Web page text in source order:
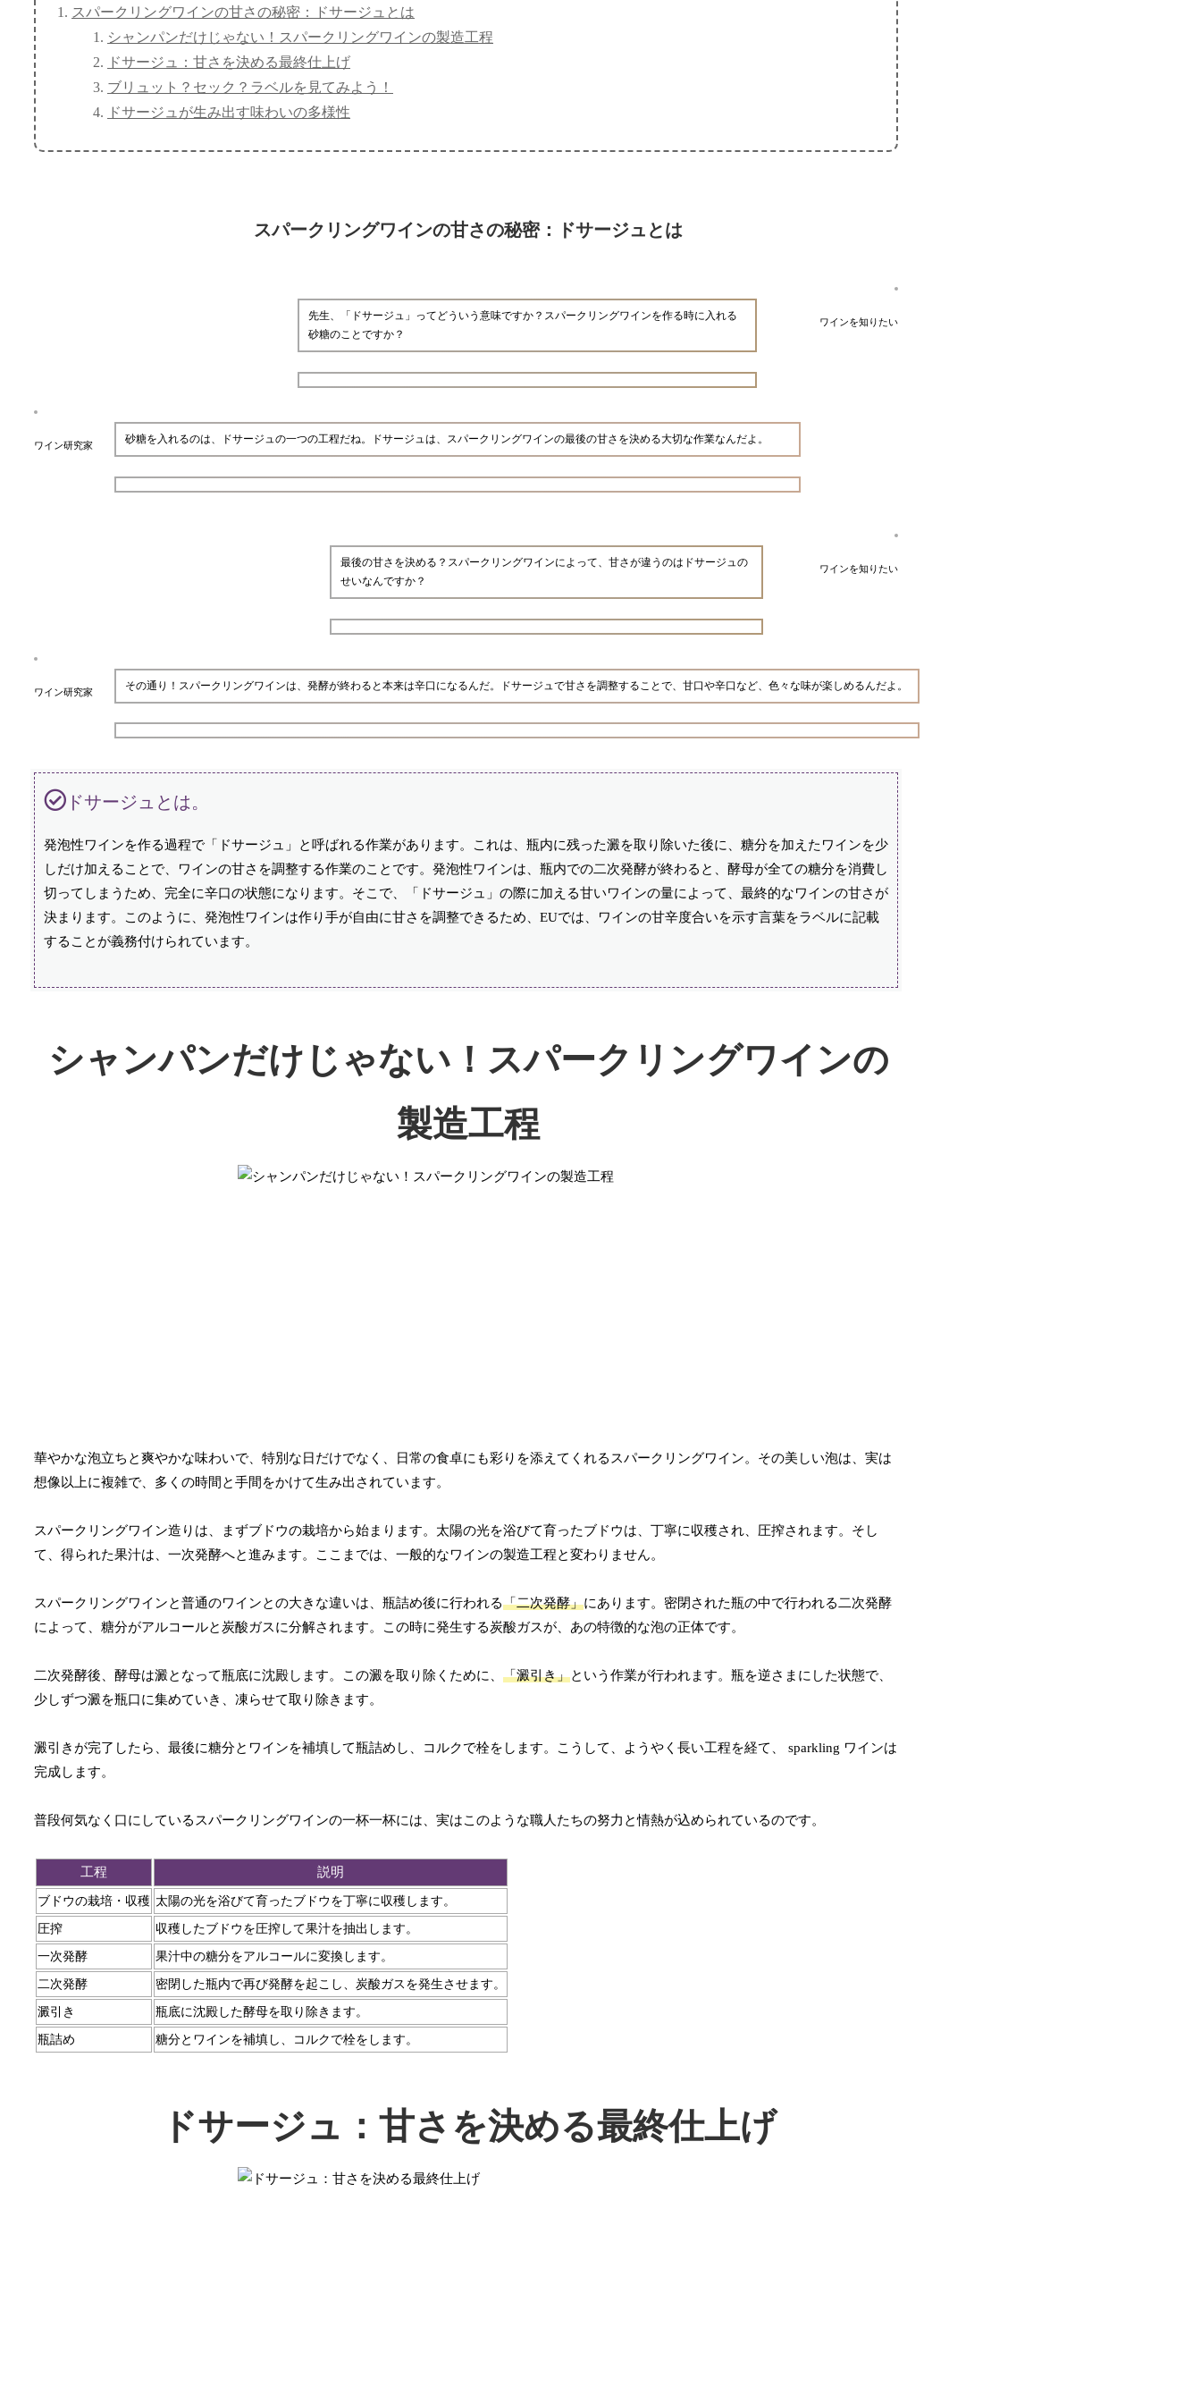
スパークリングワインの甘さの秘密：ドサージュとは
シャンパンだけじゃない！スパークリングワインの製造工程
ドサージュ：甘さを決める最終仕上げ
ブリュット？セック？ラベルを見てみよう！
ドサージュが生み出す味わいの多様性
スパークリングワインの甘さの秘密：ドサージュとは
ワインを知りたい
先生、「ドサージュ」ってどういう意味ですか？スパークリングワインを作る時に入れる
砂糖のことですか？
ワイン研究家 砂糖を入れるのは、ドサージュの一つの工程だね。ドサージュは、スパークリングワインの最後の甘さを決める大切な作業なんだよ。
ワインを知りたい
最後の甘さを決める？スパークリングワインによって、甘さが違うのはドサージュの
せいなんですか？
ワイン研究家 その通り！スパークリングワインは、発酵が終わると本来は辛口になるんだ。ドサージュで甘さを調整することで、甘口や辛口など、色々な味が楽しめるんだよ。
ドサージュとは。
発泡性ワインを作る過程で「ドサージュ」と呼ばれる作業があります。これは、瓶内に残った澱を取り除いた後に、糖分を加えたワインを少
しだけ加えることで、ワインの甘さを調整する作業のことです。発泡性ワインは、瓶内での二次発酵が終わると、酵母が全ての糖分を消費し
切ってしまうため、完全に辛口の状態になります。そこで、「ドサージュ」の際に加える甘いワインの量によって、最終的なワインの甘さが
決まります。このように、発泡性ワインは作り手が自由に甘さを調整できるため、EUでは、ワインの甘辛度合いを示す言葉をラベルに記載
することが義務付けられています。
シャンパンだけじゃない！スパークリングワインの
製造工程
華やかな泡立ちと爽やかな味わいで、特別な日だけでなく、日常の食卓にも彩りを添えてくれるスパークリングワイン。その美しい泡は、実は
想像以上に複雑で、多くの時間と手間をかけて生み出されています。
スパークリングワイン造りは、まずブドウの栽培から始まります。太陽の光を浴びて育ったブドウは、丁寧に収穫され、圧搾されます。そし
て、得られた果汁は、一次発酵へと進みます。ここまでは、一般的なワインの製造工程と変わりません。
スパークリングワインと普通のワインとの大きな違いは、瓶詰め後に行われる「二次発酵」にあります。密閉された瓶の中で行われる二次発酵
によって、糖分がアルコールと炭酸ガスに分解されます。この時に発生する炭酸ガスが、あの特徴的な泡の正体です。
二次発酵後、酵母は澱となって瓶底に沈殿します。この澱を取り除くために、 「澱引き」という作業が行われます。瓶を逆さまにした状態で、
少しずつ澱を瓶口に集めていき、凍らせて取り除きます。
澱引きが完了したら、最後に糖分とワインを補填して瓶詰めし、コルクで栓をします。こうして、ようやく長い工程を経て、 sparkling ワインは
完成します。
普段何気なく口にしているスパークリングワインの一杯一杯には、実はこのような職人たちの努力と情熱が込められているのです。
工程 説明
ブドウの栽培・収穫 太陽の光を浴びて育ったブドウを丁寧に収穫します。
圧搾 収穫したブドウを圧搾して果汁を抽出します。
一次発酵 果汁中の糖分をアルコールに変換します。
二次発酵 密閉した瓶内で再び発酵を起こし、炭酸ガスを発生させます。
澱引き 瓶底に沈殿した酵母を取り除きます。
瓶詰め 糖分とワインを補填し、コルクで栓をします。
ドサージュ：甘さを決める最終仕上げ